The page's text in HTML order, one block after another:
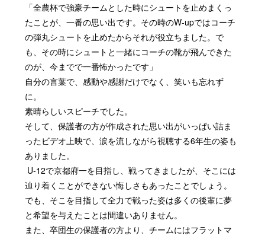
「全農杯で強豪チームとした時にシュートを止めまくっ
たことが、一番の思い出です。その時のW-upではコーチ
の弾丸シュートを止めたからそれが役立ちました。で
も、その時にシュートと一緒にコーチの靴が飛んできた
のが、今までで一番怖かったです」
自分の言葉で、感動や感謝だけでなく、笑いも忘れず
に。
素晴らしいスピーチでした。
そして、保護者の方が作成された思い出がいっぱい詰ま
ったビデオ上映で、涙を流しながら視聴する6年生の姿も
ありました。
U-12で京都府一を目指し、戦ってきましたが、そこには
辿り着くことができない悔しさもあったことでしょう。
でも、そこを目指して全力で戦った姿は多くの後輩に夢
と希望を与えたことは間違いありません。
また、卒団生の保護者の方より、チームにはフラットマ